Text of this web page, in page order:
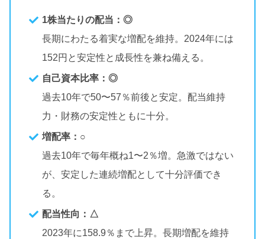
1株当たりの配当：◎
長期にわたる着実な増配を維持。2024年には
152円と安定性と成長性を兼ね備える。
自己資本比率：◎
過去10年で50〜57％前後と安定。配当維持
力・財務の安定性ともに十分。
増配率：○
過去10年で毎年概ね1〜2％増。急激ではない
が、安定した連続増配として十分評価でき
る。
配当性向：△
2023年に158.9％まで上昇。長期増配を維持